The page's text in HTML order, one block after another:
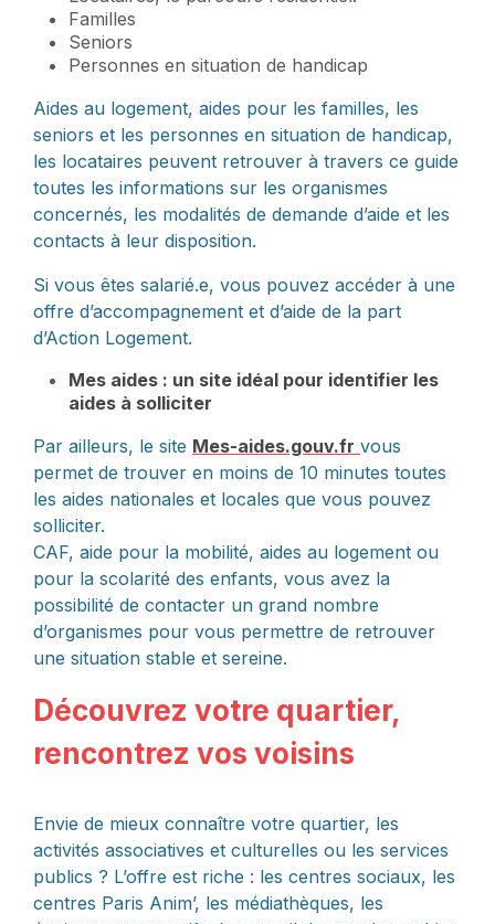
Familles
Seniors
Personnes en situation de handicap
Aides au logement, aides pour les familles, les
seniors et les personnes en situation de handicap,
les locataires peuvent retrouver à travers ce guide
toutes les informations sur les organismes
concernés, les modalités de demande d’aide et les
contacts à leur disposition.
Si vous êtes salarié.e, vous pouvez accéder à une
offre d’accompagnement et d’aide de la part
d’Action Logement.
Mes aides : un site idéal pour identifier les
aides à solliciter
Par ailleurs, le site Mes-aides.gouv.fr vous
permet de trouver en moins de 10 minutes toutes
les aides nationales et locales que vous pouvez
solliciter.
CAF, aide pour la mobilité, aides au logement ou
pour la scolarité des enfants, vous avez la
possibilité de contacter un grand nombre
d’organismes pour vous permettre de retrouver
une situation stable et sereine.
Découvrez votre quartier,
rencontrez vos voisins
Envie de mieux connaître votre quartier, les
activités associatives et culturelles ou les services
publics ? L’offre est riche : les centres sociaux, les
centres Paris Anim’, les médiathèques, les